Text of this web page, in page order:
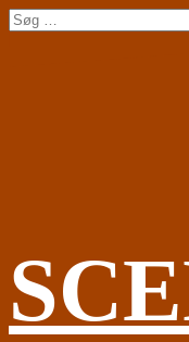
Videre
til
Søg
efter: